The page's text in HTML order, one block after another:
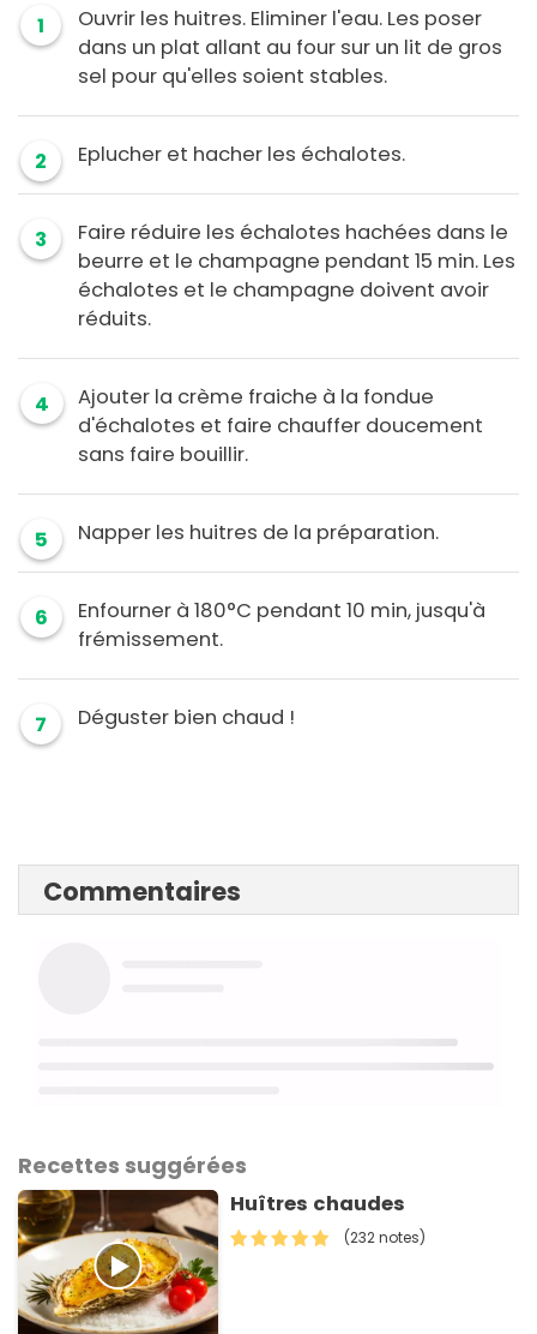
1
Ouvrir les huitres. Eliminer l'eau. Les poser
dans un plat allant au four sur un lit de gros
sel pour qu'elles soient stables.
2 Eplucher et hacher les échalotes.
3
Faire réduire les échalotes hachées dans le
beurre et le champagne pendant 15 min. Les
échalotes et le champagne doivent avoir
réduits.
4
Ajouter la crème fraiche à la fondue
d'échalotes et faire chauffer doucement
sans faire bouillir.
5 Napper les huitres de la préparation.
6
Enfourner à 180°C pendant 10 min, jusqu'à
frémissement.
7 Déguster bien chaud !
Commentaires
Recettes suggérées
Huîtres chaudes
(232 notes)